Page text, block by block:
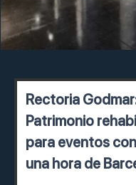
Rectoria
Patrimonio
para eventos
una hora de